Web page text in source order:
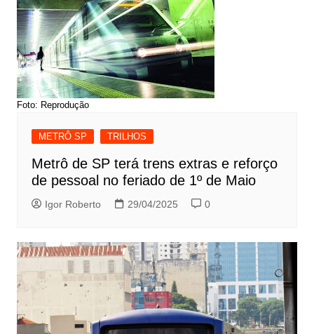
Foto: Reprodução
METRÔ SP TRILHOS
Metrô de SP terá trens extras e reforço
de pessoal no feriado de 1º de Maio
Igor Roberto 29/04/2025 0